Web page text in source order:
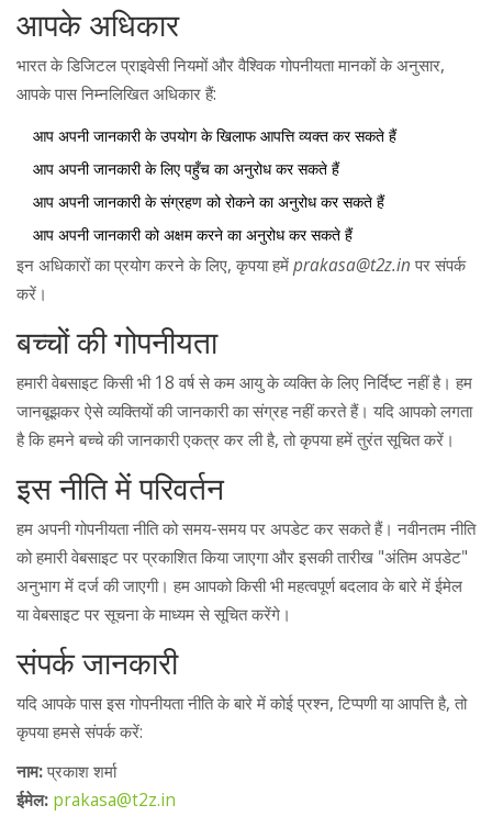
आपके अधिकार
भारत के डिजिटल प्राइवेसी नियमों और वैश्विक गोपनीयता मानकों के अनुसार,
आपके पास निम्नलिखित अधिकार हैं:
आप अपनी जानकारी के उपयोग के खिलाफ आपत्ति व्यक्त कर सकते हैं
आप अपनी जानकारी के लिए पहुँच का अनुरोध कर सकते हैं
आप अपनी जानकारी के संग्रहण को रोकने का अनुरोध कर सकते हैं
आप अपनी जानकारी को अक्षम करने का अनुरोध कर सकते हैं
इन अधिकारों का प्रयोग करने के लिए, कृपया हमेंprakasa@t2z.inपर संपर्क
करें।
बच्चों की गोपनीयता
हमारी वेबसाइट किसी भी 18 वर्ष से कम आयु के व्यक्ति के लिए निर्दिष्ट नहीं है। हम
जानबूझकर ऐसे व्यक्तियों की जानकारी का संग्रह नहीं करते हैं। यदि आपको लगता
है कि हमने बच्चे की जानकारी एकत्र कर ली है, तो कृपया हमें तुरंत सूचित करें।
इस नीति में परिवर्तन
हम अपनी गोपनीयता नीति को समय-समय पर अपडेट कर सकते हैं। नवीनतम नीति
को हमारी वेबसाइट पर प्रकाशित किया जाएगा और इसकी तारीख "अंतिम अपडेट"
अनुभाग में दर्ज की जाएगी। हम आपको किसी भी महत्वपूर्ण बदलाव के बारे में ईमेल
या वेबसाइट पर सूचना के माध्यम से सूचित करेंगे।
संपर्क जानकारी
यदि आपके पास इस गोपनीयता नीति के बारे में कोई प्रश्न, टिप्पणी या आपत्ति है, तो
कृपया हमसे संपर्क करें:
नाम:प्रकाश शर्मा
ईमेल: prakasa@t2z.in